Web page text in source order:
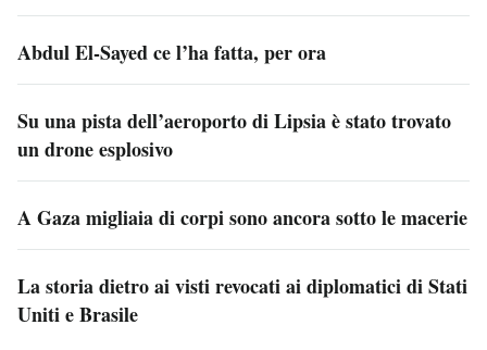
Abdul El-Sayed ce l’ha fatta, per ora
Su una pista dell’aeroporto di Lipsia è stato trovato
un drone esplosivo
A Gaza migliaia di corpi sono ancora sotto le macerie
La storia dietro ai visti revocati ai diplomatici di Stati
Uniti e Brasile